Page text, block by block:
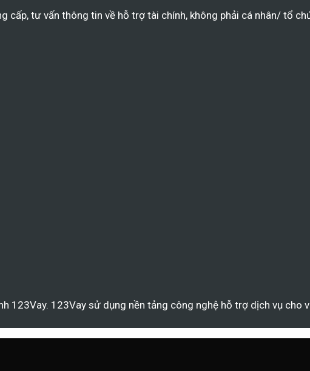
cấp, tư vấn thông tin về hỗ trợ tài chính, không phải cá nhân/ tổ
123Vay. 123Vay sử dụng nền tảng công nghệ hỗ trợ dịch vụ cho